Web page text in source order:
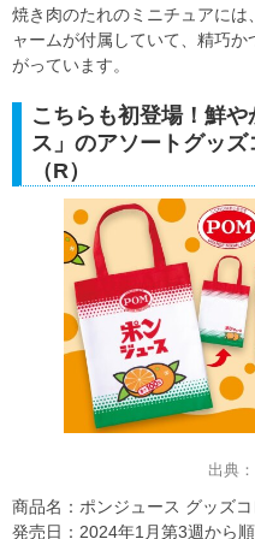
焼き肉のたれのミニチュアに
ャームが付属していて、精巧
がっています。
こちらも初登場！鮮
ス」のアソートグッ
（R）
出典
商品名：ポンジュース グッズ
発売⽇：2024年1⽉第3週から